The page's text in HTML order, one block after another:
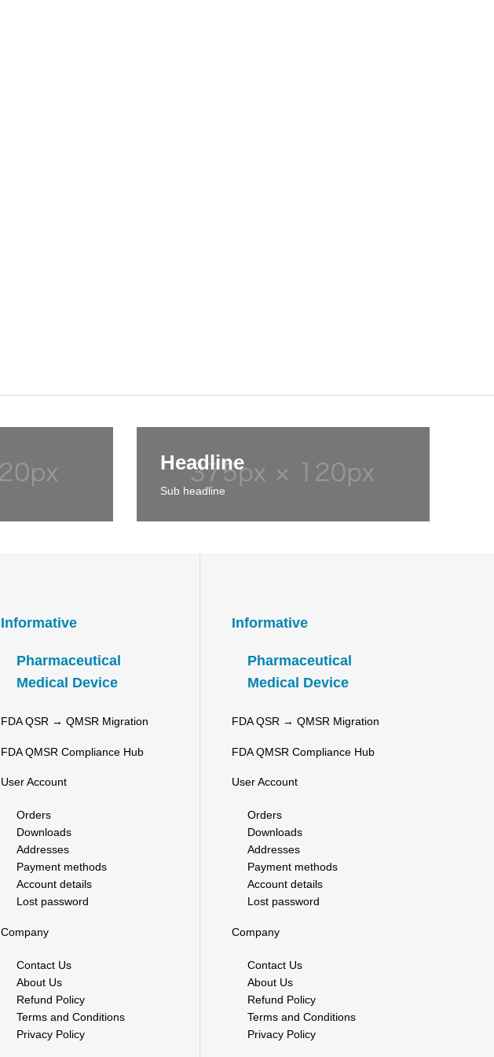
Headline
Sub headline
Informative
Pharmaceutical
Medical Device
FDA QSR → QMSR Migration
FDA QMSR Compliance Hub
User Account
Orders
Downloads
Addresses
Payment methods
Account details
Lost password
Company
Contact Us
About Us
Refund Policy
Terms and Conditions
Privacy Policy
Informative
Pharmaceutical
Medical Device
FDA QSR → QMSR Migration
FDA QMSR Compliance Hub
User Account
Orders
Downloads
Addresses
Payment methods
Account details
Lost password
Company
Contact Us
About Us
Refund Policy
Terms and Conditions
Privacy Policy